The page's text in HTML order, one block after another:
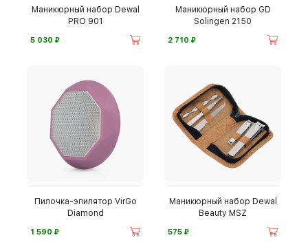
Маникюрный набор Dewal
PRO 901
5 030 ⃏
Маникюрный набор GD
Solingen 2150
2 710 ⃏
Пилочка-эпилятор VirGo
Diamond
1 590 ⃏
Маникюрный набор Dewal
Beauty MSZ
575 ⃏